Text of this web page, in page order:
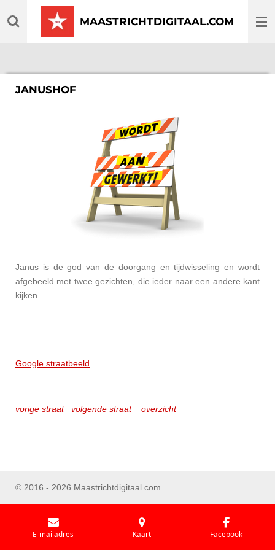
direct
MAASTRICHTDIGITAAL.COM
JANUSHOF
Janus is de god van de doorgang en tijdwisseling en wordt
afgebeeld met twee gezichten, die ieder naar een andere kant
kijken.
Google straatbeeld
vorige straat volgende straat overzicht
© 2016 - 2026 Maastrichtdigitaal.com
E-mailadres Kaart Facebook